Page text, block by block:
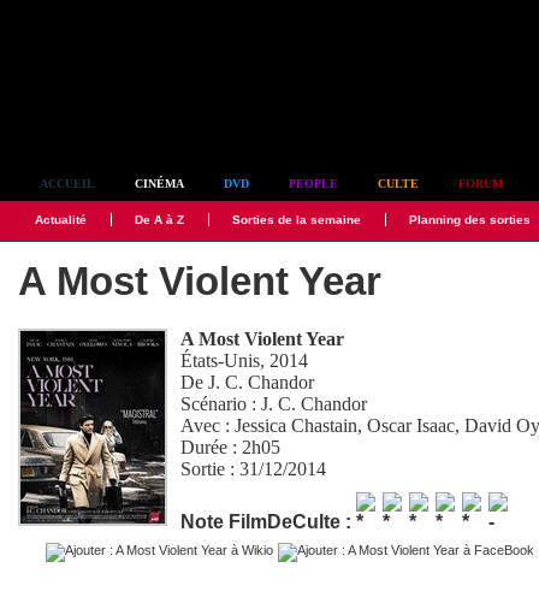
ACCUEIL CINÉMA DVD PEOPLE CULTE FORUM
Actualité De A à Z Sorties de la semaine Planning des sorties
A Most Violent Year
A Most Violent Year
États-Unis, 2014
DeJ. C. Chandor
Scénario :J. C. Chandor
Avec :Jessica Chastain,Oscar Isaac,David
Durée : 2h05
Sortie : 31/12/2014
Note FilmDeCulte :